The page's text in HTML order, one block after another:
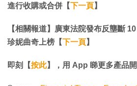
進行收購或合併【下一頁】
【相關報道】廣東法院發布反壟斷
珍妮曲奇上榜【下一頁】
即刻【按此】，用 App 睇更多產品